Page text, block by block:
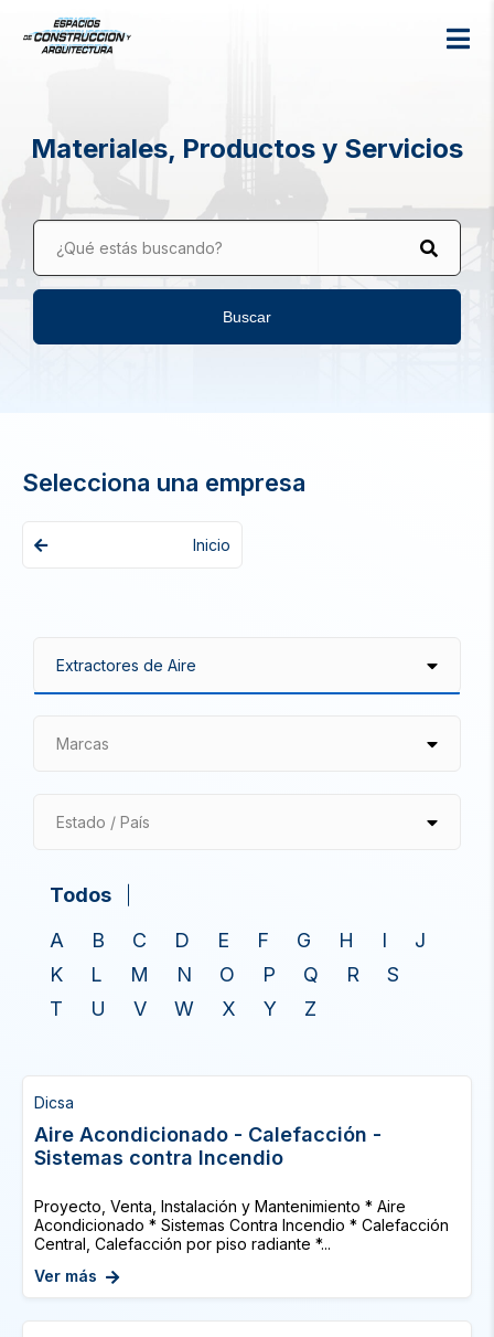
Materiales, Productos y Servicios
¿Qué estás buscando?
Buscar
Selecciona una empresa
Inicio
Marcas
Estado / País
Todos
A
B C D E F G H I
J
K
L M N O P Q R
S
T
U V W X Y Z
Dicsa
Aire Acondicionado - Calefacción -
Sistemas contra Incendio
Proyecto, Venta, Instalación y Mantenimiento * Aire
Acondicionado * Sistemas Contra Incendio * Calefacción
Central, Calefacción por piso radiante *...
Ver más